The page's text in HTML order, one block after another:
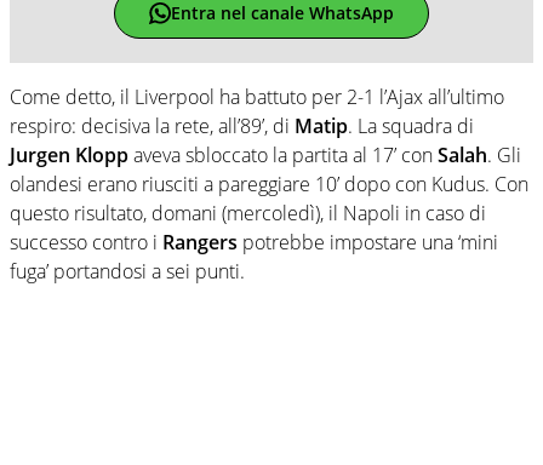
Entra nel canale WhatsApp
Come detto, il Liverpool ha battuto per 2-1 l’Ajax all’ultimo
respiro: decisiva la rete, all’89’, di Matip. La squadra di
Jurgen Kloppaveva sbloccato la partita al 17’ conSalah. Gli
olandesi erano riusciti a pareggiare 10’ dopo con Kudus. Con
questo risultato, domani (mercoledì), il Napoli in caso di
successo contro i Rangers potrebbe impostare una ‘mini
fuga’ portandosi a sei punti.